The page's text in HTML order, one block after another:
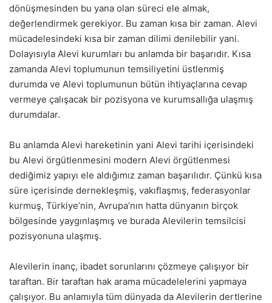
dönüşmesinden bu yana olan süreci ele almak,
değerlendirmek gerekiyor. Bu zaman kısa bir zaman. Alevi
mücadelesindeki kısa bir zaman dilimi denilebilir yani.
Dolayısıyla Alevi kurumları bu anlamda bir başarıdır. Kısa
zamanda Alevi toplumunun temsiliyetini üstlenmiş
durumda ve Alevi toplumunun bütün ihtiyaçlarına cevap
vermeye çalışacak bir pozisyona ve kurumsallığa ulaşmış
durumdalar.
Bu anlamda Alevi hareketinin yani Alevi tarihi içerisindeki
bu Alevi örgütlenmesini modern Alevi örgütlenmesi
dediğimiz yapıyı ele aldığımız zaman başarılıdır. Çünkü kısa
süre içerisinde dernekleşmiş, vakıflaşmış, federasyonlar
kurmuş, Türkiye’nin, Avrupa’nın hatta dünyanın birçok
bölgesinde yaygınlaşmış ve burada Alevilerin temsilcisi
pozisyonuna ulaşmış.
Alevilerin inanç, ibadet sorunlarını çözmeye çalışıyor bir
taraftan. Bir taraftan hak arama mücadelelerini yapmaya
çalışıyor. Bu anlamıyla tüm dünyada da Alevilerin dertlerine